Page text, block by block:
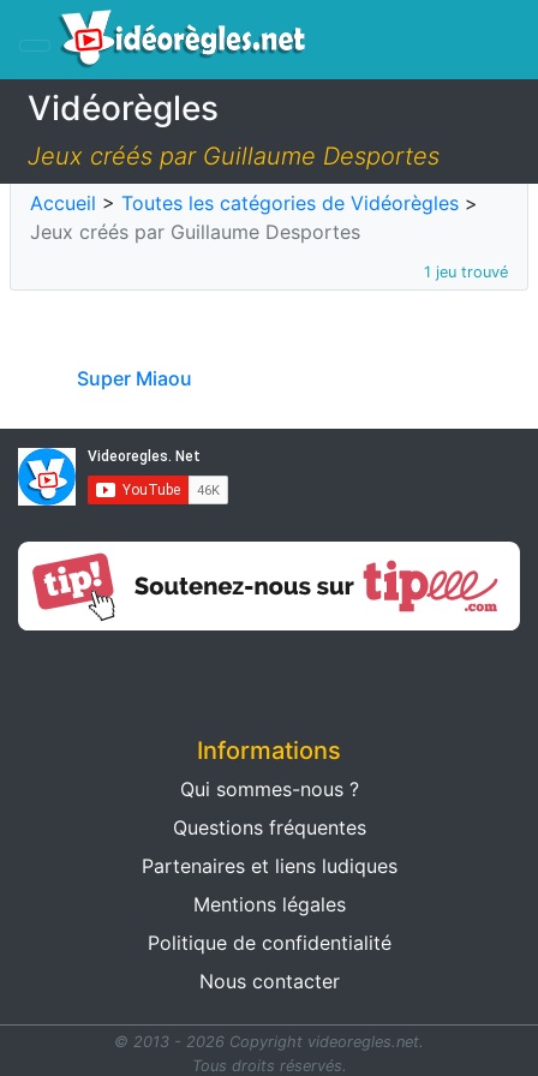
Vidéorègles
Jeux créés par Guillaume Desportes
Accueil > Toutes les catégories de Vidéorègles >
Jeux créés par Guillaume Desportes
1 jeu trouvé
Super Miaou
Informations
Qui sommes-nous ?
Questions fréquentes
Partenaires et liens ludiques
Mentions légales
Politique de confidentialité
Nous contacter
© 2013 - 2026 Copyright videoregles.net.
Tous droits réservés.